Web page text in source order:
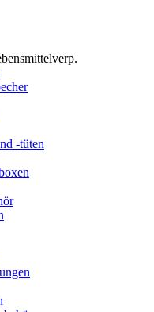
-tüten